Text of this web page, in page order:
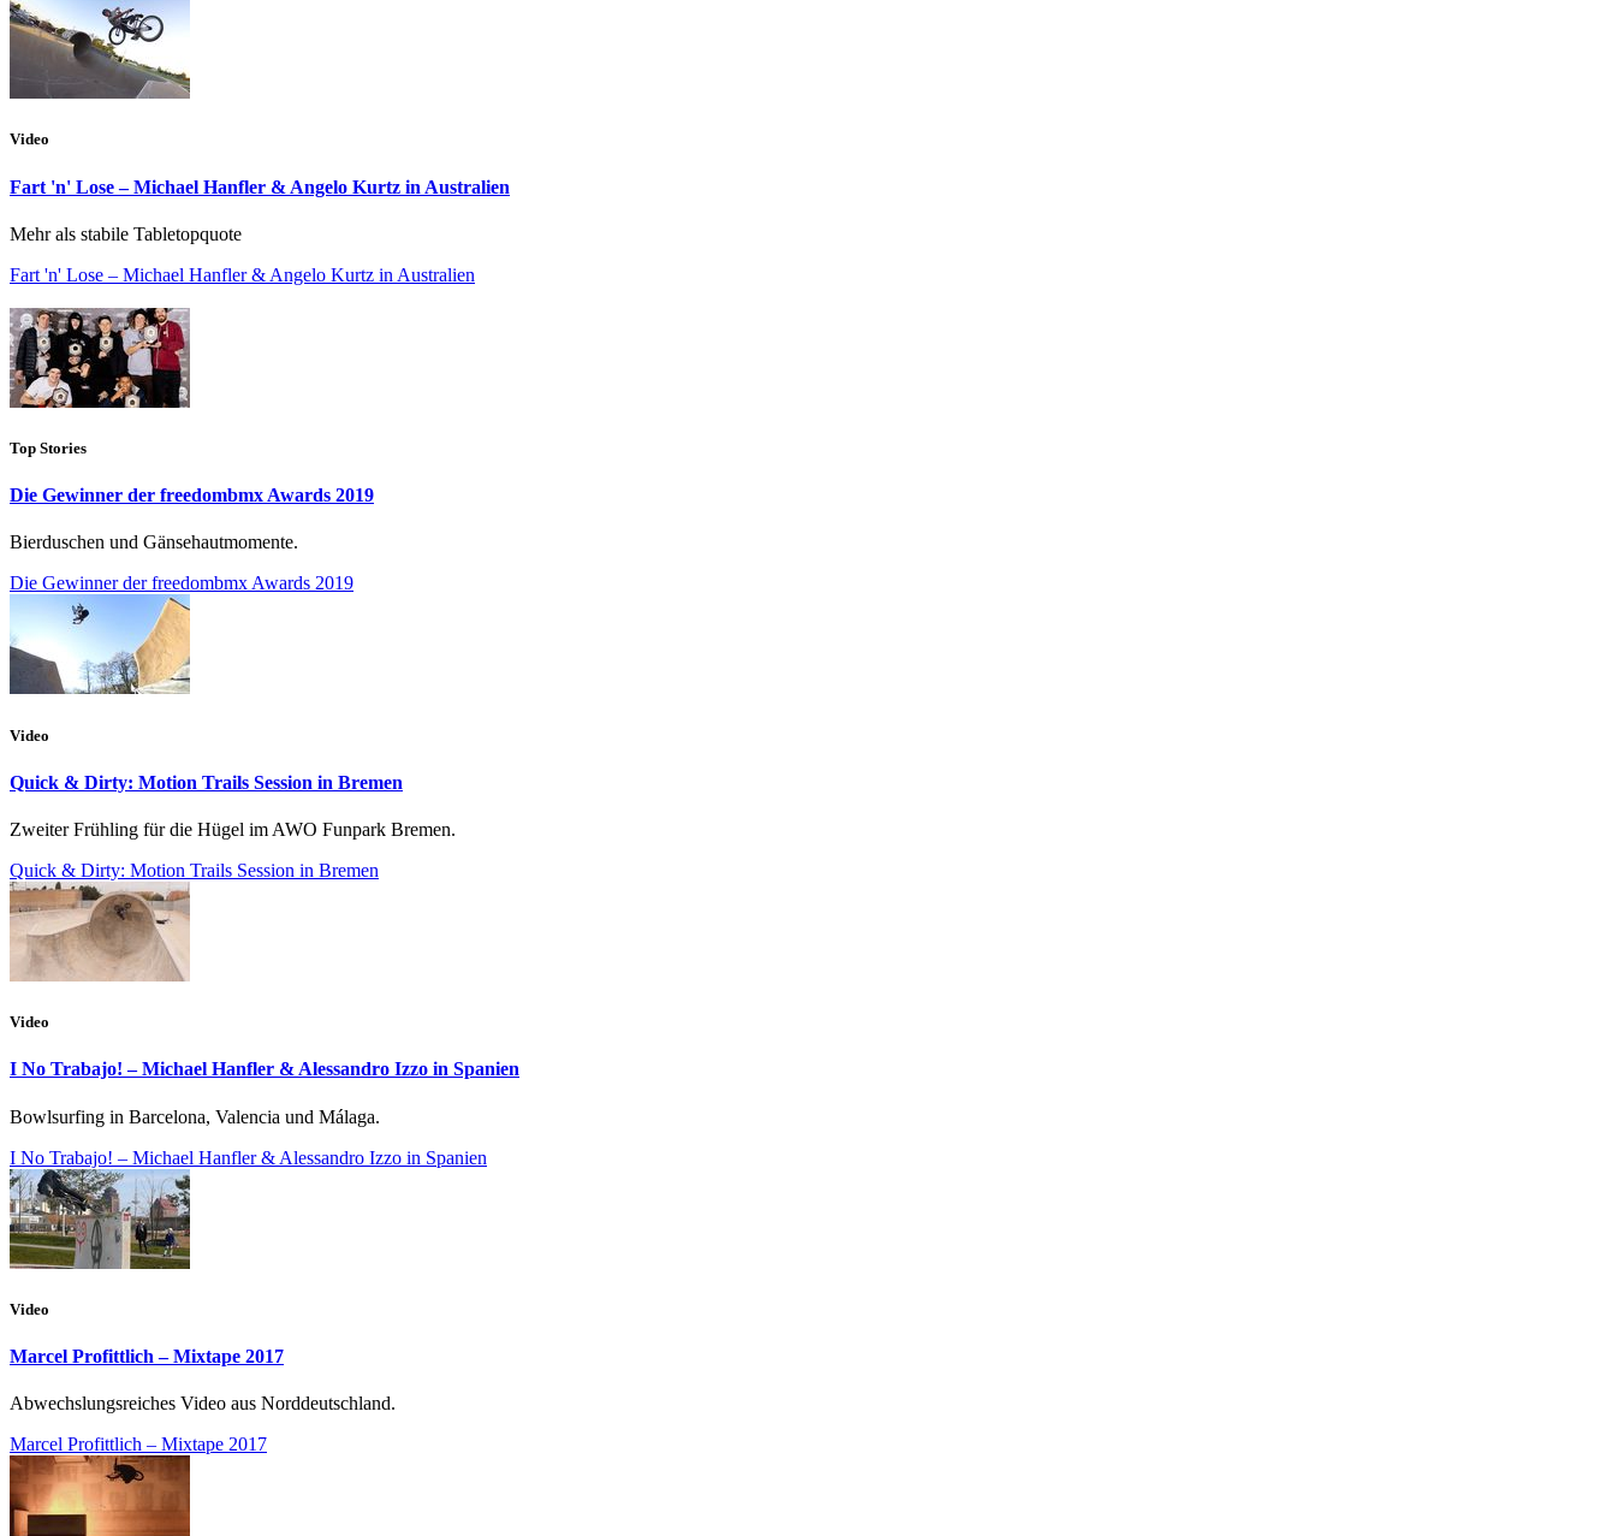
Video
Fart 'n' Lose – Michael Hanfler & Angelo Kurtz in Australien
Mehr als stabile Tabletopquote
Fart 'n' Lose – Michael Hanfler & Angelo Kurtz in Australien
Top Stories
Die Gewinner der freedombmx Awards 2019
Bierduschen und Gänsehautmomente.
Die Gewinner der freedombmx Awards 2019
Video
Quick & Dirty: Motion Trails Session in Bremen
Zweiter Frühling für die Hügel im AWO Funpark Bremen.
Quick & Dirty: Motion Trails Session in Bremen
Video
I No Trabajo! – Michael Hanfler & Alessandro Izzo in Spanien
Bowlsurfing in Barcelona, Valencia und Málaga.
I No Trabajo! – Michael Hanfler & Alessandro Izzo in Spanien
Video
Marcel Profittlich – Mixtape 2017
Abwechslungsreiches Video aus Norddeutschland.
Marcel Profittlich – Mixtape 2017